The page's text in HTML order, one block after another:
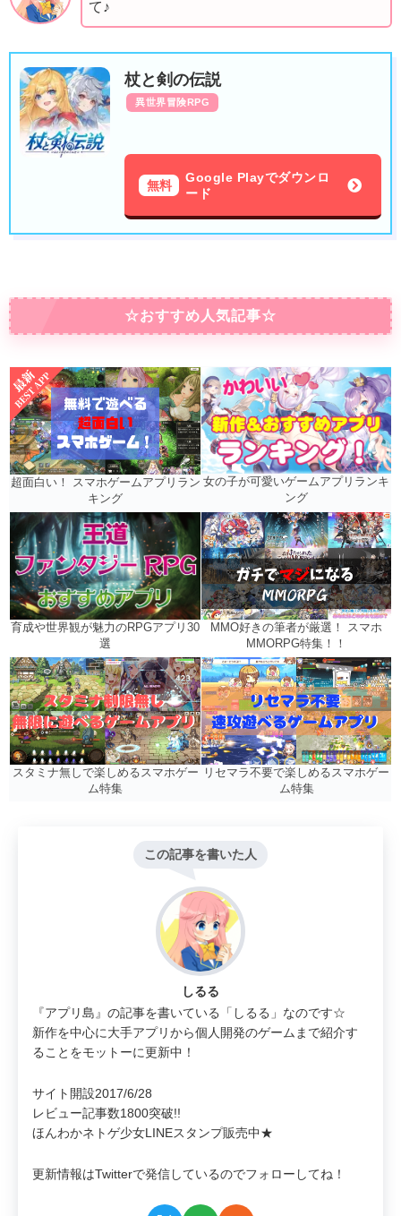
て♪
杖と剣の伝説
異世界冒険RPG
無料
Google Playでダウンロ
ード
☆おすすめ人気記事☆
超面白い！ スマホゲームアプリラン
キング
女の子が可愛いゲームアプリランキ
ング
育成や世界観が魅力のRPGアプリ30
選
MMO好きの筆者が厳選！ スマホ
MMORPG特集！！
スタミナ無しで楽しめるスマホゲー
ム特集
リセマラ不要で楽しめるスマホゲー
ム特集
この記事を書いた人
しるる
『アプリ島』の記事を書いている「しるる」なのです☆
新作を中心に大手アプリから個人開発のゲームまで紹介す
ることをモットーに更新中！
サイト開設2017/6/28
レビュー記事数1800突破!!
ほんわかネトゲ少女LINEスタンプ販売中★
更新情報はTwitterで発信しているのでフォローしてね！